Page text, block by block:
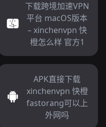
下载跨境加速VPN
平台 macOS版本
– xinchenvpn 快
橙怎么样 官方1
APK直接下载
xinchenvpn 快橙
fastorang可以上
外网吗